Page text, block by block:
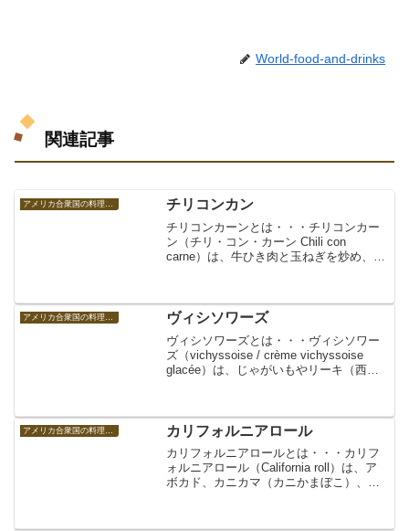
World-food-and-drinks
関連記事
アメリカ合衆国の料理 アメリカの食べ物 チリコンカン
チリコンカーンとは・・・チリコンカー
ン（チリ・コン・カーン Chili con
carne）は、牛ひき肉と玉ねぎを炒め、ト
郷土料理、...
アメリカ合衆国の料理 アメリカの食べ物 ヴィシソワーズ
ヴィシソワーズとは・・・ヴィシソワー
ズ（vichyssoise / crème vichyssoise
glacée）は、じゃがいもやリーキ（西洋
カリフォルニアロール
カリフォルニアロールとは・・・カリフ
ォルニアロール（California roll）は、ア
ボカド、カニカマ（カニかまぼこ）、レ
た巻寿司の一種。カリフォルニア巻き、